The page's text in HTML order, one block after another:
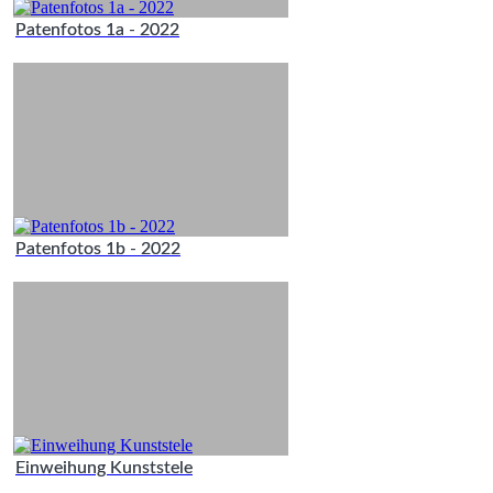
Patenfotos 1a - 2022
Patenfotos 1b - 2022
Einweihung Kunststele